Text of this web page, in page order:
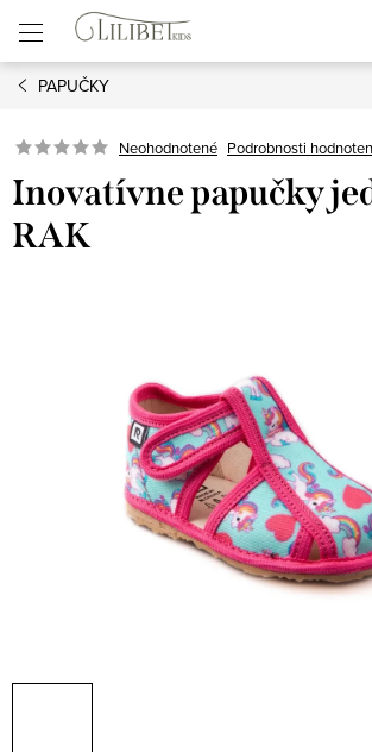
obsah
PAPUČKY
Neohodnotené Podrobnosti
Inovatívne papučky
RAK